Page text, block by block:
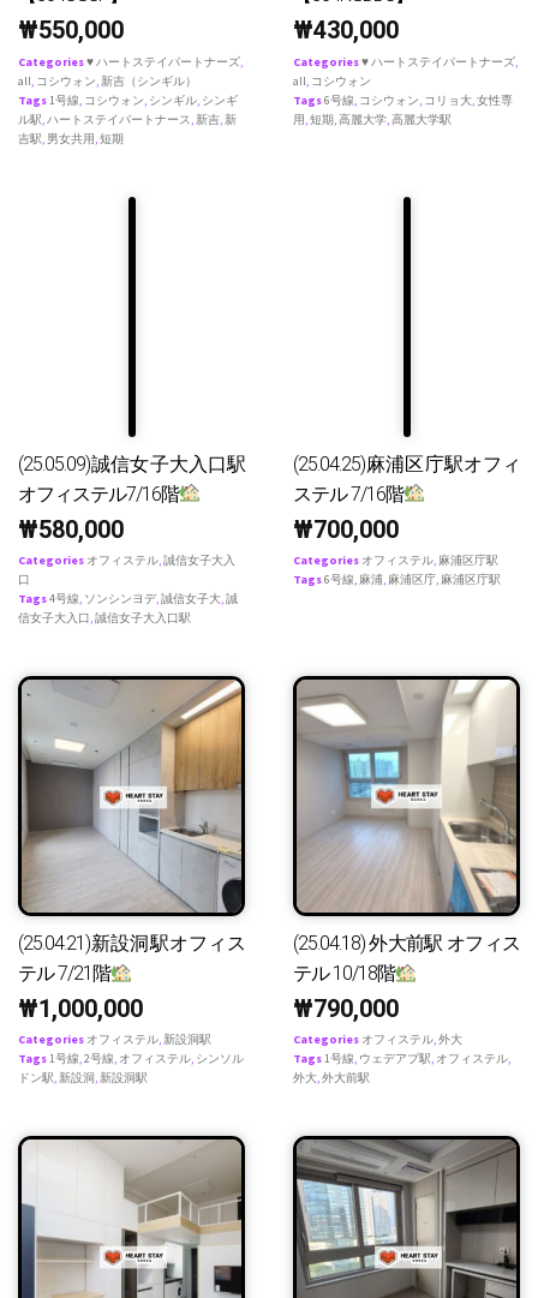
₩550,000
Categories♥ ハートステイパートナーズ,
all, コシウォン,新吉（シンギル）
Tags1号線, コシウォン, シンギル, シンギ
ル駅,ハートステイパートナース,新吉,新
吉駅, 男女共用,短期
₩430,000
Categories♥ ハートステイパートナーズ,
all, コシウォン
Tags6号線, コシウォン, コリョ大,女性専
用,短期,高麗大学,高麗大学駅
(25.05.09)誠信女子大入口駅
オフィステル7/16階
₩580,000
Categories オフィステル,誠信女子大入
口
Tags4号線, ソンシンヨデ,誠信女子大,誠
信女子大入口,誠信女子大入口駅
(25.04.25)麻浦区庁駅オフィ
ステル 7/16階
₩700,000
Categories オフィステル, 麻浦区庁駅
Tags6号線, 麻浦, 麻浦区庁, 麻浦区庁駅
(25.04.21)新設洞駅オフィス
テル 7/21階
₩1,000,000
Categories オフィステル,新設洞駅
Tags1号線,2号線, オフィステル, シンソル
ドン駅,新設洞 ,新設洞駅
(25.04.18) 外大前駅 オフィス
テル 10/18階
₩790,000
Categories オフィステル,外大
Tags1号線, ウェデアプ駅, オフィステル,
外大,外大前駅